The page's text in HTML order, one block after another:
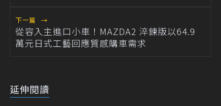
下一篇 →
從容入主進口小車！MAZDA2 淬鍊版以64.9
萬元日式工藝回應質感購車需求
延伸閱讀